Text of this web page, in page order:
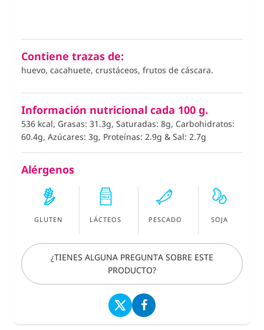
Contiene trazas de:
huevo, cacahuete, crustáceos, frutos de cáscara.
Información nutricional cada 100 g.
536 kcal, Grasas: 31.3g, Saturadas: 8g, Carbohidratos:
60.4g, Azúcares: 3g, Proteínas: 2.9g & Sal: 2.7g
Alérgenos
GLUTEN LÁCTEOS PESCADO SOJA
¿TIENES ALGUNA PREGUNTA SOBRE ESTE
PRODUCTO?